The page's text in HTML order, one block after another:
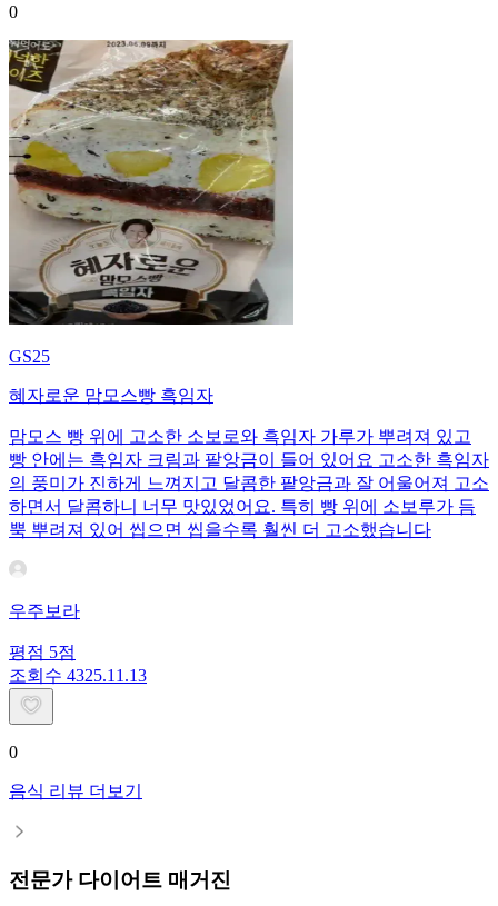
0
GS25
혜자로운 맘모스빵 흑임자
맘모스 빵 위에 고소한 소보로와 흑임자 가루가 뿌려져 있고
빵 안에는 흑임자 크림과 팥앙금이 들어 있어요 고소한 흑임자
의 풍미가 진하게 느껴지고 달콤한 팥앙금과 잘 어울어져 고소
하면서 달콤하니 너무 맛있었어요. 특히 빵 위에 소보루가 듬
뿍 뿌려져 있어 씹으면 씹을수록 훨씬 더 고소했습니다
우주보라
평점 5점
조회수 4325.11.13
0
음식 리뷰 더보기
전문가 다이어트 매거진